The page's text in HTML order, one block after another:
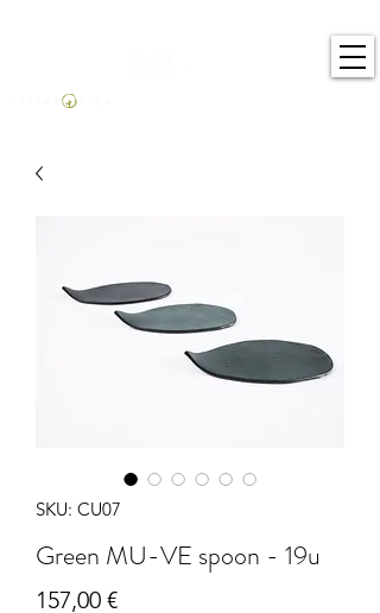
SKU: CU07
Green MU-VE spoon - 19u
157,00 €Precio